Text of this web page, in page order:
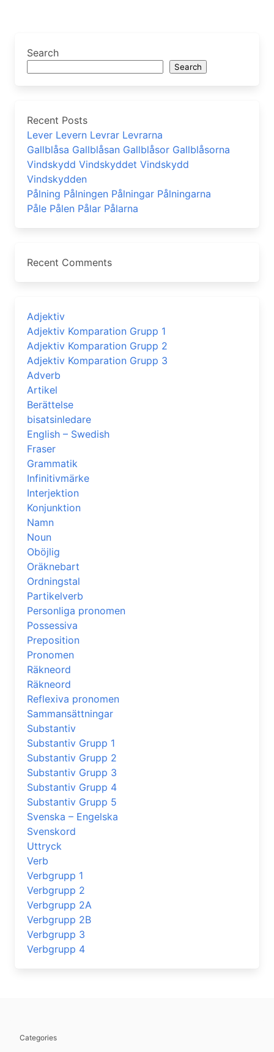
Search
Search
Recent Posts
Lever Levern Levrar Levrarna
Gallblåsa Gallblåsan Gallblåsor Gallblåsorna
Vindskydd Vindskyddet Vindskydd
Vindskydden
Pålning Pålningen Pålningar Pålningarna
Påle Pålen Pålar Pålarna
Recent Comments
Adjektiv
Adjektiv Komparation Grupp 1
Adjektiv Komparation Grupp 2
Adjektiv Komparation Grupp 3
Adverb
Artikel
Berättelse
bisatsinledare
English – Swedish
Fraser
Grammatik
Infinitivmärke
Interjektion
Konjunktion
Namn
Noun
Oböjlig
Oräknebart
Ordningstal
Partikelverb
Personliga pronomen
Possessiva
Preposition
Pronomen
Räkneord
Räkneord
Reflexiva pronomen
Sammansättningar
Substantiv
Substantiv Grupp 1
Substantiv Grupp 2
Substantiv Grupp 3
Substantiv Grupp 4
Substantiv Grupp 5
Svenska – Engelska
Svenskord
Uttryck
Verb
Verbgrupp 1
Verbgrupp 2
Verbgrupp 2A
Verbgrupp 2B
Verbgrupp 3
Verbgrupp 4
Categories